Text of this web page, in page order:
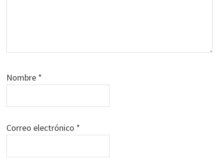
Nombre *
Correo electrónico *